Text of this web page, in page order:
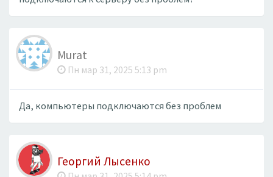
Murat
Пн мар 31, 2025 5:13 pm
Да, компьютеры подключаются без проблем
Георгий Лысенко